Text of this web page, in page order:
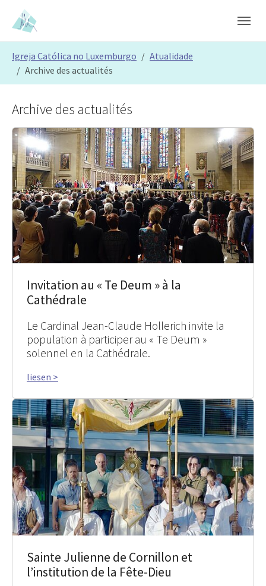
Skip to main content
Skip to page footer
Igreja Católica no Luxemburgo
Atualidade
Archive des actualités
Archive des actualités
Invitation au « Te Deum » à la
Cathédrale
Le Cardinal Jean-Claude Hollerich invite la
population à participer au « Te Deum »
solennel en la Cathédrale.
liesen >
Sainte Julienne de Cornillon et
l’institution de la Fête-Dieu